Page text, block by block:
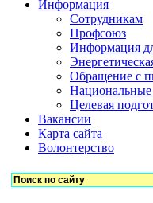
Информация
Сотрудникам
Профсоюз
Информация
Обращение с
Целевая
Вакансии
Карта сайта
Волонтерство